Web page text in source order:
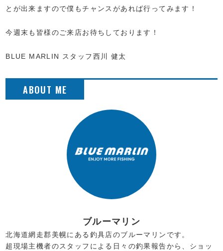
とが出来ますので僕もチャンスがあれば行ってみます！
今週末も皆様のご来店お待ちしております！
BLUE MARLIN スタッフ西川 健太
ブルーマリン
北海道網走郡美幌にある釣具店のブルーマリンです。
超現場主機者のスタッフによる日々の釣果報告から、ショッ